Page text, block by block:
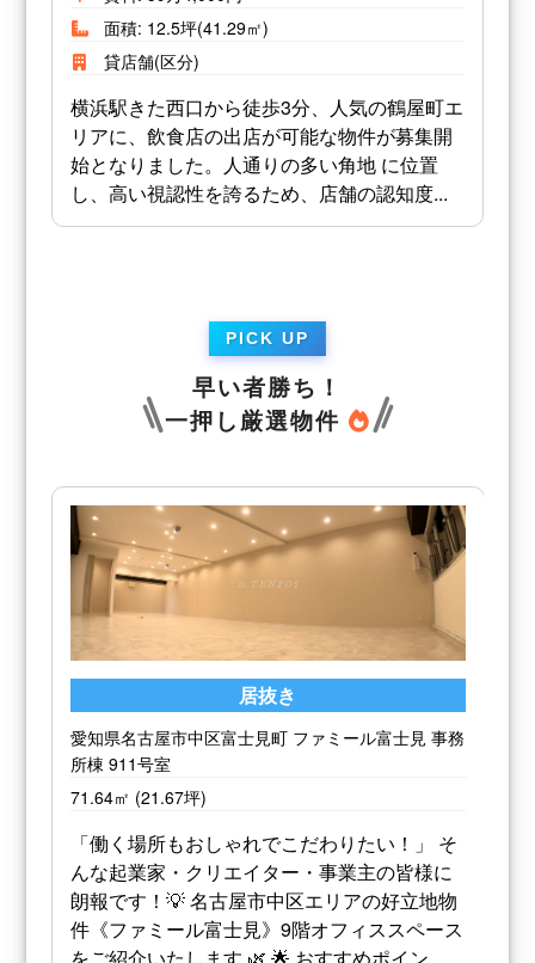
面積: 12.5坪(41.29㎡)
貸店舗(区分)
横浜駅きた西口から徒歩3分、人気の鶴屋町エ
リアに、飲食店の出店が可能な物件が募集開
始となりました。人通りの多い角地 に位置
し、高い視認性を誇るため、店舗の認知度...
早い者勝ち！
一押し厳選物件
居抜き
愛知県名古屋市北区山田2丁目7-34 G1ビル大曽根
1E
事務所
29㎡
落ち着きのあるダークトーンのアクセントク
ロスで、モダン＆上質な空間演出が可能✨ 使
い勝手の良いミニキッチンや収納棚付き！デ